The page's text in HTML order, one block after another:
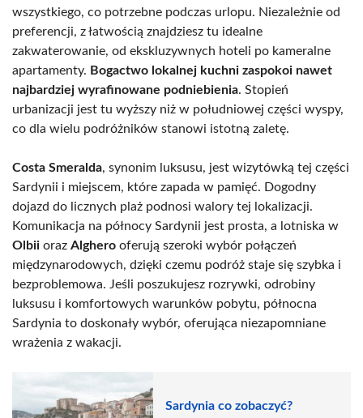
wszystkiego, co potrzebne podczas urlopu. Niezależnie od
preferencji, z łatwością znajdziesz tu idealne
zakwaterowanie, od ekskluzywnych hoteli po kameralne
apartamenty. Bogactwo lokalnej kuchni zaspokoi nawet
najbardziej wyrafinowane podniebienia. Stopień
urbanizacji jest tu wyższy niż w południowej części wyspy,
co dla wielu podróżników stanowi istotną zaletę.
Costa Smeralda, synonim luksusu, jest wizytówką tej części
Sardynii i miejscem, które zapada w pamięć. Dogodny
dojazd do licznych plaż podnosi walory tej lokalizacji.
Komunikacja na północy Sardynii jest prosta, a lotniska w
Olbii oraz Alghero oferują szeroki wybór połączeń
międzynarodowych, dzięki czemu podróż staje się szybka i
bezproblemowa. Jeśli poszukujesz rozrywki, odrobiny
luksusu i komfortowych warunków pobytu, północna
Sardynia to doskonały wybór, oferująca niezapomniane
wrażenia z wakacji.
Sardynia co zobaczyć?